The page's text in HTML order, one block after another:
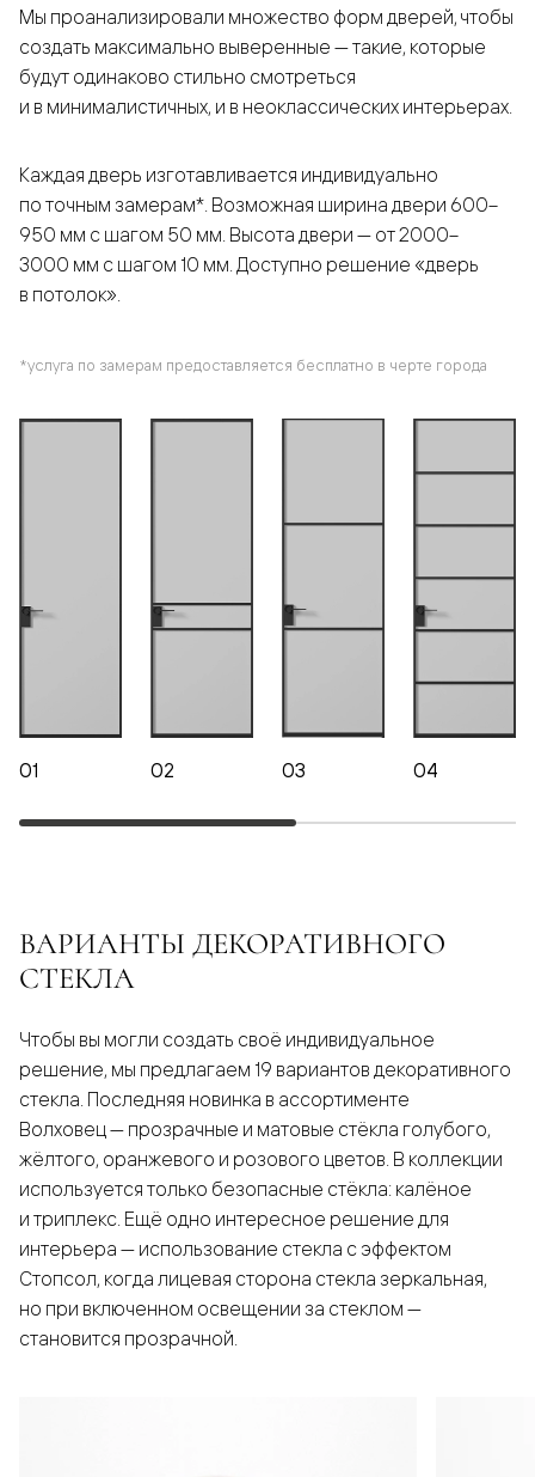
Мы проанализировали множество форм дверей, чтобы
создать максимально выверенные — такие, которые
будут одинаково стильно смотреться
и в минималистичных, и в неоклассических интерьерах.
Каждая дверь изготавливается индивидуально
по точным замерам*. Возможная ширина двери 600–
950 мм с шагом 50 мм. Высота двери — от 2000–
3000 мм с шагом 10 мм. Доступно решение «дверь
в потолок».
*услуга по замерам предоставляется бесплатно в черте города
01 02 03 04
ВАРИАНТЫ ДЕКОРАТИВНОГО
СТЕКЛА
Чтобы вы могли создать своё индивидуальное
решение, мы предлагаем 19 вариантов декоративного
стекла. Последняя новинка в ассортименте
Волховец — прозрачные и матовые стёкла голубого,
жёлтого, оранжевого и розового цветов. В коллекции
используется только безопасные стёкла: калёное
и триплекс. Ещё одно интересное решение для
интерьера — использование стекла с эффектом
Стопсол, когда лицевая сторона стекла зеркальная,
но при включенном освещении за стеклом —
становится прозрачной.